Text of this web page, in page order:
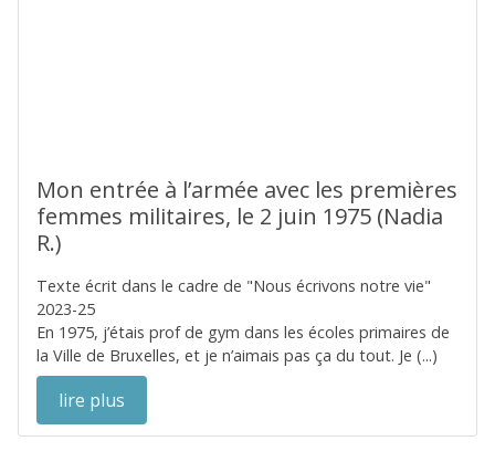
Mon entrée à l’armée avec les premières
femmes militaires, le 2 juin 1975 (Nadia
R.)
Texte écrit dans le cadre de "Nous écrivons notre vie"
2023-25
En 1975, j’étais prof de gym dans les écoles primaires de
la Ville de Bruxelles, et je n’aimais pas ça du tout. Je (...)
lire plus